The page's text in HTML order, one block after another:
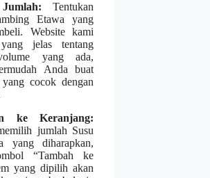
Tentukan
Etawa yang
Website kami
jelas tentang
yang ada,
Anda buat
cocok dengan
ke Keranjang:
jumlah Susu
yang diharapkan,
“Tambah ke
yang dipilih akan